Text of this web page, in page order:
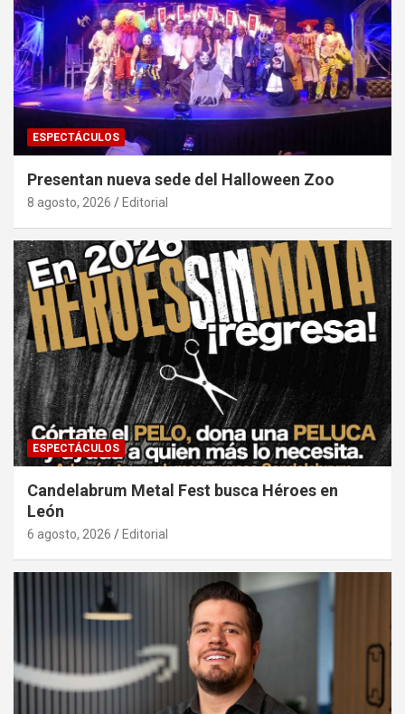
ESPECTÁCULOS
Presentan nueva sede del Halloween Zoo
8 agosto, 2026 Editorial
ESPECTÁCULOS
Candelabrum Metal Fest busca Héroes en
León
6 agosto, 2026 Editorial